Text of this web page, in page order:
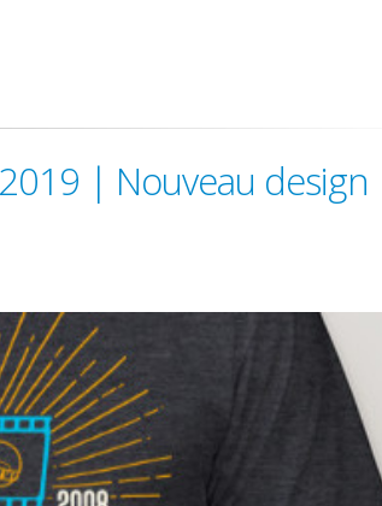
| Nouveau design